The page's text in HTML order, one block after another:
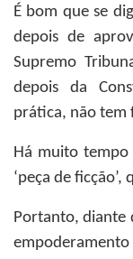
É bom que se
depois de
Supremo
depois da
prática, não tem
Há muito tempo
‘peça de
Portanto, diante